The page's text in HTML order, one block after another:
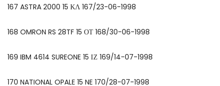
167 ASTRA 2000 15 ΚΛ 167/23-06-1998
168 OMRON RS 28TF 15 ΟΤ 168/30-06-1998
169 IBM 4614 SUREONE 15 ΙΖ 169/14-07-1998
170 NATIONAL OPALE 15 NE 170/28-07-1998